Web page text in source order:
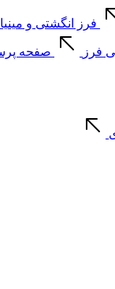
فرز انگشتی و
فرز صفحه